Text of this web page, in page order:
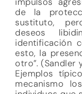
de la
sustituto,
deseos
identificación
esto, la
otro”. (Sandler
Ejemplos
mecanismo